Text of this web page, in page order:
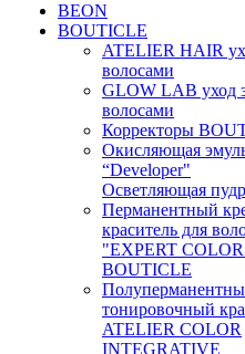
BEON
BOUTICLE
ATELIER HAIR
волосами
GLOW LAB уход
волосами
Корректоры
Окисляющая
“Developer"
Осветляющая
Перманентный
краситель для
"EXPERT
BOUTICLE
тонировочный
ATELIER COLOR
INTEGRATIVE